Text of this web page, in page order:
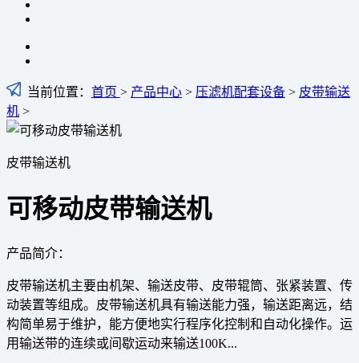
当前位置： 首页 > 产品中心 > 压滤机配套设备 > 皮带输送
机 >
皮带输送机
可移动皮带输送机
产品简介：
皮带输送机主要由机架、输送皮带、皮带辊筒、张紧装置、传
动装置等组成。皮带输送机具有输送能力强，输送距离远，结
构简单易于维护，能方便地实行程序化控制和自动化操作。运
用输送带的连续或间歇运动来输送100K...